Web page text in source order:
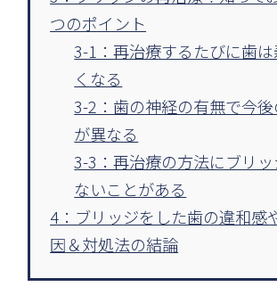
つのポイント
3-1：再治療するたびに歯
くなる
3-2：歯の神経の有無で今
が異なる
3-3：再治療の方法にブリ
ないことがある
4：ブリッジをした歯の違和感
因＆対処法の結論